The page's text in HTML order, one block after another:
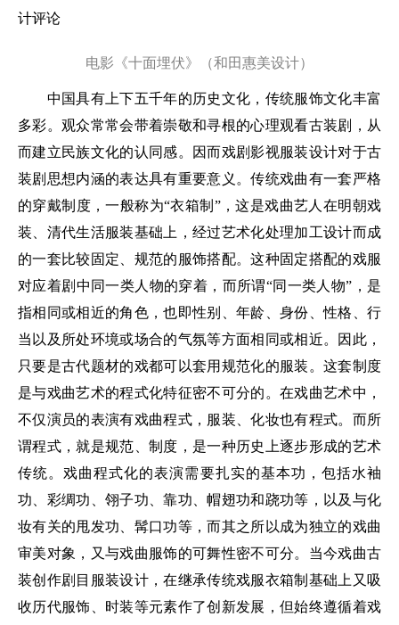
计评论
电影《十面埋伏》（和田惠美设计）
中国具有上下五千年的历史文化，传统服饰文化丰富
多彩。观众常常会带着崇敬和寻根的心理观看古装剧，从
而建立民族文化的认同感。因而戏剧影视服装设计对于古
装剧思想内涵的表达具有重要意义。传统戏曲有一套严格
的穿戴制度，一般称为“衣箱制”，这是戏曲艺人在明朝戏
装、清代生活服装基础上，经过艺术化处理加工设计而成
的一套比较固定、规范的服饰搭配。这种固定搭配的戏服
对应着剧中同一类人物的穿着，而所谓“同一类人物”，是
指相同或相近的角色，也即性别、年龄、身份、性格、行
当以及所处环境或场合的气氛等方面相同或相近。因此，
只要是古代题材的戏都可以套用规范化的服装。这套制度
是与戏曲艺术的程式化特征密不可分的。在戏曲艺术中，
不仅演员的表演有戏曲程式，服装、化妆也有程式。而所
谓程式，就是规范、制度，是一种历史上逐步形成的艺术
传统。戏曲程式化的表演需要扎实的基本功，包括水袖
功、彩绸功、翎子功、靠功、帽翅功和跷功等，以及与化
妆有关的甩发功、髯口功等，而其之所以成为独立的戏曲
审美对象，又与戏曲服饰的可舞性密不可分。当今戏曲古
装创作剧目服装设计，在继承传统戏服衣箱制基础上又吸
收历代服饰、时装等元素作了创新发展，但始终遵循着戏